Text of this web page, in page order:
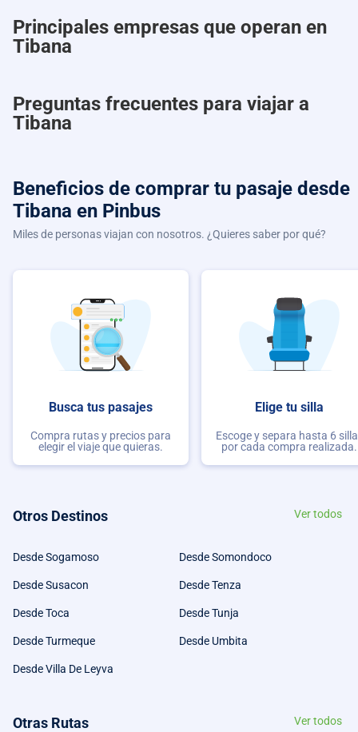
Principales empresas que operan en
Tibana
Preguntas frecuentes para viajar a
Tibana
Beneficios de comprar tu pasaje desde
Tibana en Pinbus
Miles de personas viajan con nosotros. ¿Quieres saber por qué?
Busca tus pasajes
Compra rutas y precios para
elegir el viaje que quieras.
Elige tu silla
Escoge y separa hasta 6
por cada compra realizada.
Otros Destinos Ver todos
Desde Sogamoso Desde Somondoco
Desde Susacon Desde Tenza
Desde Toca Desde Tunja
Desde Turmeque Desde Umbita
Desde Villa De Leyva
Otras Rutas Ver todos